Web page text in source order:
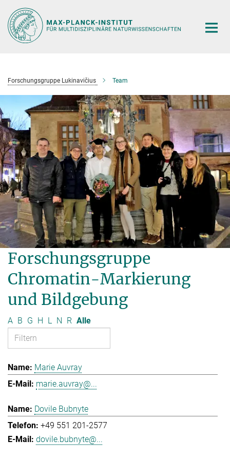
Hauptinhalt
Forschungsgruppe Lukinavičius Team
Forschungsgruppe
Chromatin-Markierung
und Bildgebung
A B G H L N R Alle
Marie Auvray
marie.auvray@...
Dovile Bubnyte
+49 551 201-2577
dovile.bubnyte@...